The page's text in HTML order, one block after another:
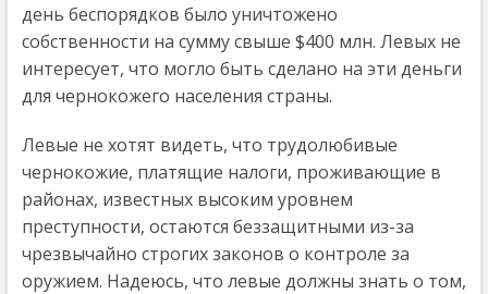
день беспорядков было уничтожено
собственности на сумму свыше $400 млн. Левых не
интересует, что могло быть сделано на эти деньги
для чернокожего населения страны.
Левые не хотят видеть, что трудолюбивые
чернокожие, платящие налоги, проживающие в
районах, известных высоким уровнем
преступности, остаются беззащитными из-за
чрезвычайно строгих законов о контроле за
оружием. Надеюсь, что левые должны знать о том,